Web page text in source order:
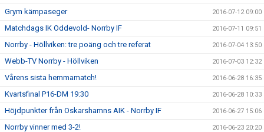
Grym kämpaseger 2016-07-12 09:00
Matchdags IK Oddevold- Norrby IF 2016-07-11 09:51
Norrby - Höllviken: tre poäng och tre referat 2016-07-04 13:50
Webb-TV Norrby - Höllviken 2016-07-03 12:32
Vårens sista hemmamatch! 2016-06-28 16:35
Kvartsfinal P16-DM 19:30 2016-06-28 10:33
Höjdpunkter från Oskarshamns AIK - Norrby IF 2016-06-27 15:06
Norrby vinner med 3-2! 2016-06-23 20:20